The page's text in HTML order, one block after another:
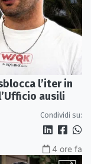
l’iter in
ausili
Condividi su:
4 ore fa